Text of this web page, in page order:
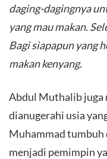
daging-dagingnya
yang mau makan.
Bagi siapapun yang
makan kenyang.
Abdul Muthalib juga
dianugerahi usia
Muhammad tumbuh
menjadi pemimpin